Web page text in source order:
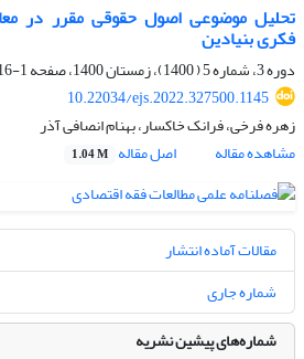
تحلیل موضوعی اصول حقوقی مقرر در
فکری بنیادین
دوره 3، شماره 5 ( 1400)، زمستان 1400، صفحه
1-16
10.22034/ejs.2022.327500.1145
زهره فرخی، فرانک خاکسار، بهنام انصافی آذر
مشاهده مقاله
اصل مقاله 1.04 M
مقالات آماده انتشار
شماره جاری
شماره‌های پیشین نشریه